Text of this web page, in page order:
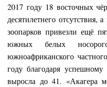
2017 году 18 восточных
десятилетнего
зоопарков привезли ещё
южных белых
южноафриканского
году благодаря
выросла до 41. «Акагера